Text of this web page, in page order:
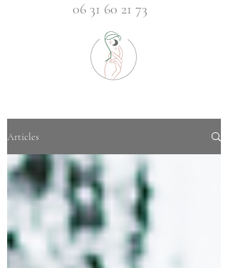
06 31 60 21 73
Articles